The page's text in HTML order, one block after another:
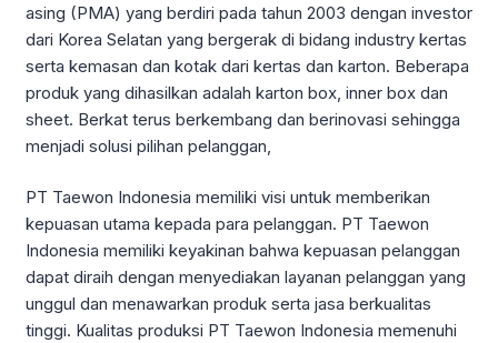
asing (PMA) yang berdiri pada tahun 2003 dengan investor
dari Korea Selatan yang bergerak di bidang industry kertas
serta kemasan dan kotak dari kertas dan karton. Beberapa
produk yang dihasilkan adalah karton box, inner box dan
sheet. Berkat terus berkembang dan berinovasi sehingga
menjadi solusi pilihan pelanggan,
PT Taewon Indonesia memiliki visi untuk memberikan
kepuasan utama kepada para pelanggan. PT Taewon
Indonesia memiliki keyakinan bahwa kepuasan pelanggan
dapat diraih dengan menyediakan layanan pelanggan yang
unggul dan menawarkan produk serta jasa berkualitas
tinggi. Kualitas produksi PT Taewon Indonesia memenuhi